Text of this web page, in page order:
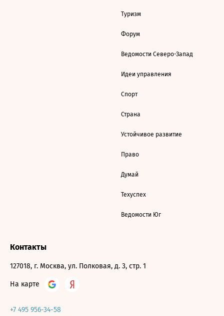
Туризм
Форум
Ведомости Северо-Запад
Идеи управления
Спорт
Страна
Устойчивое развитие
Право
Думай
Техуспех
Ведомости Юг
Контакты
127018, г. Москва, ул. Полковая, д. 3, стр. 1
На карте
+7 495 956-34-58